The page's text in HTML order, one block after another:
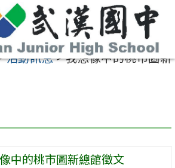
活動訊息>我想像中的桃市圖新
中的桃市圖新總館徵文